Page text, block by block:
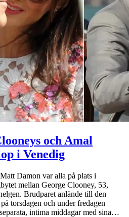
och Amal
i Venedig
Damon var alla på plats i
mellan George Clooney, 53,
Brudparet anlände till den
torsdagen och under fredagen
intima middagar med sina…